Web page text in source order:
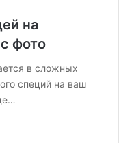
на
фото
в сложных
специй на ваш